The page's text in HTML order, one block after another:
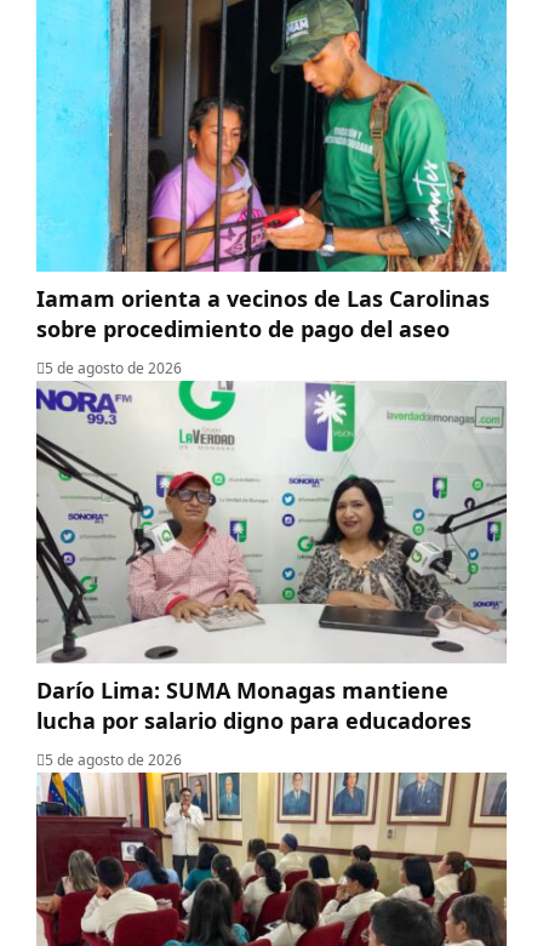
Iamam orienta a vecinos de Las Carolinas
sobre procedimiento de pago del aseo
5 de agosto de 2026
Darío Lima: SUMA Monagas mantiene
lucha por salario digno para educadores
5 de agosto de 2026